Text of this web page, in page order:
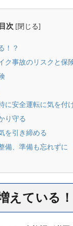
目次 [閉じる]
！？
ク事故のリスクと保
に安全運転に気を付
り守る
を引き締める
備、準備も忘れずに
えている